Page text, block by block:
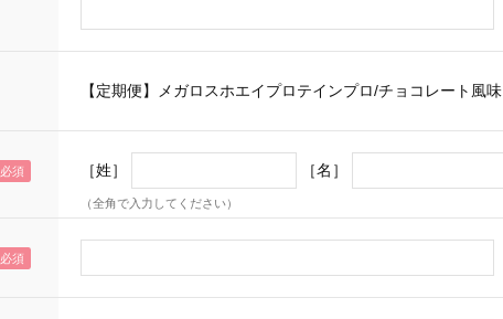
【定期便】メガロスホエイプロテインプロ/チョコレート風味
［姓］ ［名］
（全角で入力してください）